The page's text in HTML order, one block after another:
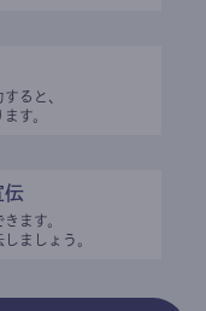
ると、
す。
伝
ます。
ましょう。